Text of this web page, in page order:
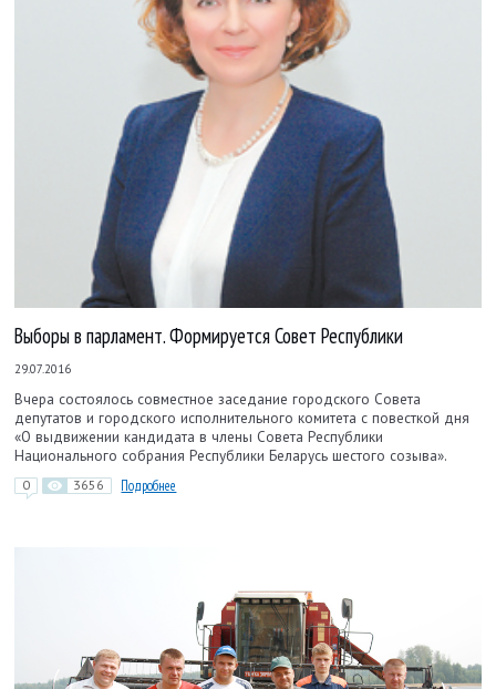
Выборы в парламент. Формируется Совет Республики
29.07.2016
Вчера состоялось совместное заседание городского Совета
депутатов и городского исполнительного комитета с повесткой дня
«О выдвижении кандидата в члены Совета Республики
Национального собрания Республики Беларусь шестого созыва».
0 3656 Подробнее